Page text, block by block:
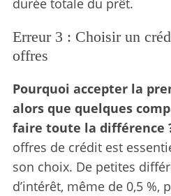
Erreur 3 : Choisir un
offres
Pourquoi accepter la
alors que quelques
faire toute la différence
offres de crédit est
son choix. De petites
d’intérêt, même de 0,5 %,